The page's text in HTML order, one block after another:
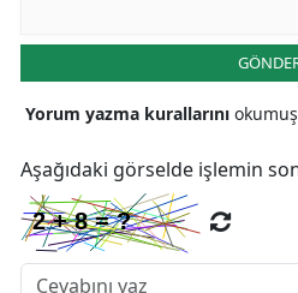
Yorum yazma kurallarını okumuş
Aşağıdaki görselde işlemin